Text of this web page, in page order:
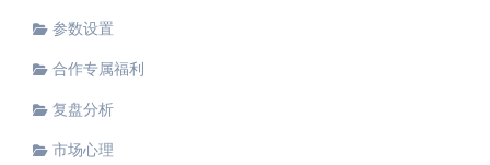
参数设置
合作专属福利
复盘分析
市场心理